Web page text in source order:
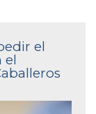
el
el